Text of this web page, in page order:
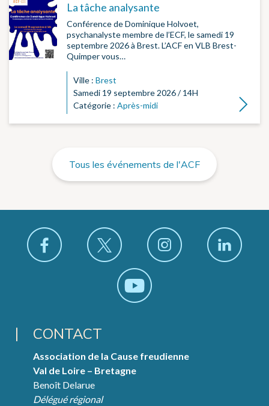
La tâche analysante
Conférence de Dominique Holvoet,
psychanalyste membre de l’ECF, le samedi 19
septembre 2026 à Brest. L’ACF en VLB Brest-
Quimper vous…
Ville : Brest
Samedi 19 septembre 2026 / 14H
Catégorie : Après-midi Lire la
Tous les événements de l'ACF
CONTACT
Association de la Cause freudienne
Val de Loire – Bretagne
Benoît Delarue
Délégué régional